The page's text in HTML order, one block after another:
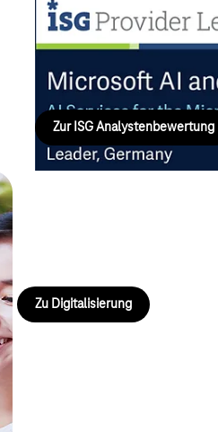
Mit strategischer Cloud-Edge-
Expertise wird die wachsende
bedient – Fokus auf Edge-AI-
latenzkritische Anwendungen.
Zur ISG Analystenbewertung
Zu Digitalisierung